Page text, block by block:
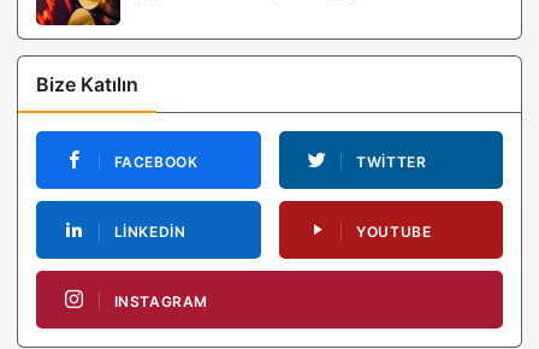
Bize Katılın
FACEBOOK TWITTER
LINKEDIN YOUTUBE
INSTAGRAM